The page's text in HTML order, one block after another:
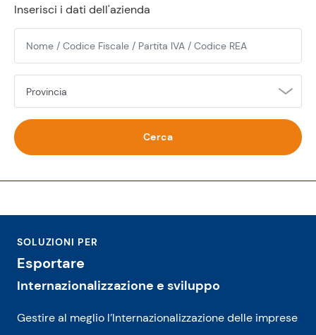
Inserisci i dati dell'azienda
Cerca
SOLUZIONI PER
Esportare
Internazionalizzazione e sviluppo
Gestire al meglio l’Internazionalizzazione delle imprese